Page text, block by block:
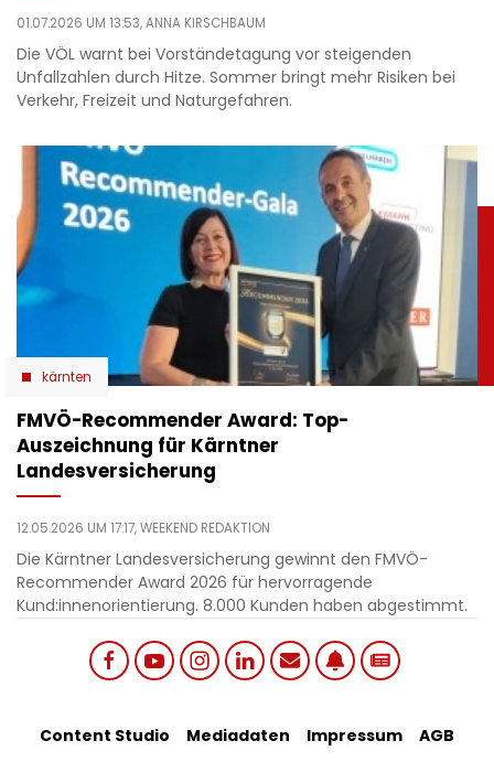
01.07.2026 UM 13:53,ANNA KIRSCHBAUM
Die VÖL warnt bei Vorständetagung vor steigenden
Unfallzahlen durch Hitze. Sommer bringt mehr Risiken bei
Verkehr, Freizeit und Naturgefahren.
kärnten
​FMVÖ-Recommender Award: Top-
Auszeichnung für Kärntner
Landesversicherung
12.05.2026 UM 17:17,WEEKEND REDAKTION
Die Kärntner Landesversicherung gewinnt den FMVÖ-
Recommender Award 2026 für hervorragende
Kund:innenorientierung. 8.000 Kunden haben abgestimmt.
Footer
Content Studio Mediadaten Impressum AGB